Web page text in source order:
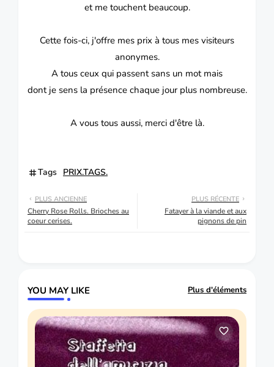
et me touchent beaucoup.
Cette fois-ci, j'offre mes prix à tous mes visiteurs
anonymes.
A tous ceux qui passent sans un mot mais
dont je sens la présence chaque jour plus nombreuse.
A vous tous aussi, merci d'être là.
Tags PRIX.TAGS.
PLUS RÉCENTE
Fatayer à la viande et aux
pignons de pin
PLUS ANCIENNE
Cherry Rose Rolls. Brioches au
coeur cerises.
YOU MAY LIKE Plus d'éléments